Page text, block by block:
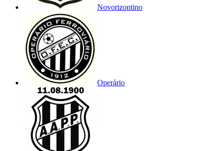
Novorizontino
Operário